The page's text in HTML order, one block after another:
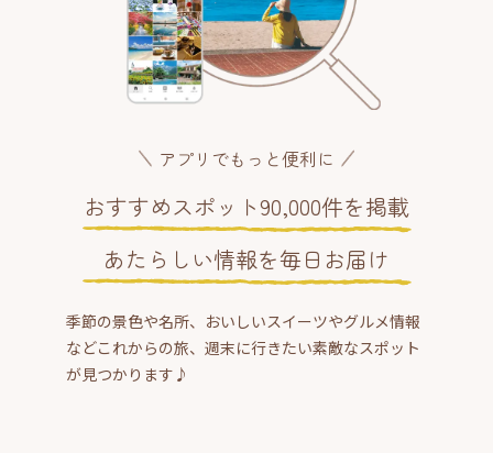
アプリでもっと便利に
おすすめスポット90,000件を掲載
あたらしい情報を毎日お届け
季節の景色や名所、おいしいスイーツやグルメ情報
などこれからの旅、週末に行きたい素敵なスポット
が見つかります♪